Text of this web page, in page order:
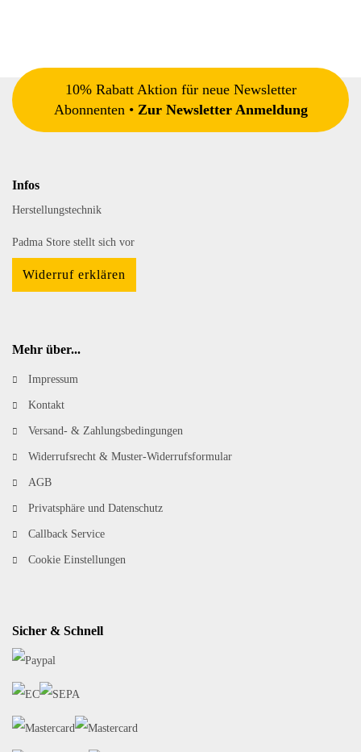
10% Rabatt Aktion für neue Newsletter
Abonnenten • Zur Newsletter Anmeldung
Infos
Herstellungstechnik
Padma Store stellt sich vor
Widerruf erklären
Mehr über...
Impressum
Kontakt
Versand- & Zahlungsbedingungen
Widerrufsrecht & Muster-Widerrufsformular
AGB
Privatsphäre und Datenschutz
Callback Service
Cookie Einstellungen
Sicher & Schnell